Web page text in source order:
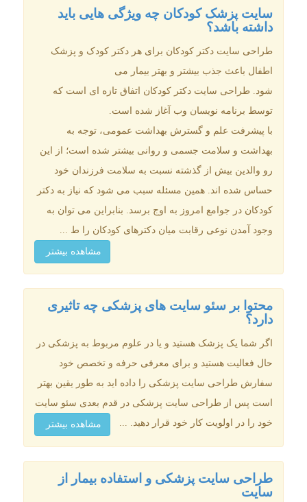
سایت پزشک کودکان چه ویژگی هایی باید
داشته باشد؟
طراحی سایت دکتر کودکان برای هر دکتر کودک و پزشک
اطفال باعث جذب بیشتر و بهتر بیمار می
شود. طراحی سایت دکتر کودکان اتفاق تازه ای است که
توسط برنامه نویسان وب آغاز شده است.
با پیشرفت علم و گسترش بهداشت عمومی، توجه به
بهداشت و سلامت جسمی و روانی بیشتر شده است؛ از این
رو والدین بیش از گذشته نسبت به سلامت فرزندان خود
حساس شده اند. همین مسئله سبب می شود که نیاز به دکتر
کودکان در جوامع امروز به اوج برسد. بنابراین می توان به
وجود آمدن نوعی رقابت میان دکترهای کودکان را ط ...
مشاهده بیشتر
محتوا بر سئو سایت های پزشکی چه تاثیری
دارد؟
اگر شما یک پزشک هستید و یا در علوم مربوط به پزشکی در
حال فعالیت هستید و برای معرفی حرفه و تخصص خود
سفارش طراحی سایت پزشکی را داده اید به طور یقین بهتر
است پس از طراحی سایت پزشکی در قدم بعدی سئو سایت
خود را در اولویت کار خود قرار دهید. ...
مشاهده بیشتر
طراحی سایت پزشکی و استفاده بیمار از
سایت